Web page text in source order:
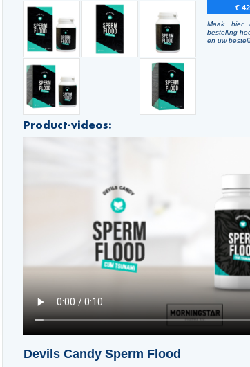
€
Maak hier
bestelling
en uw
Product-videos:
Devils Candy Sperm Flood